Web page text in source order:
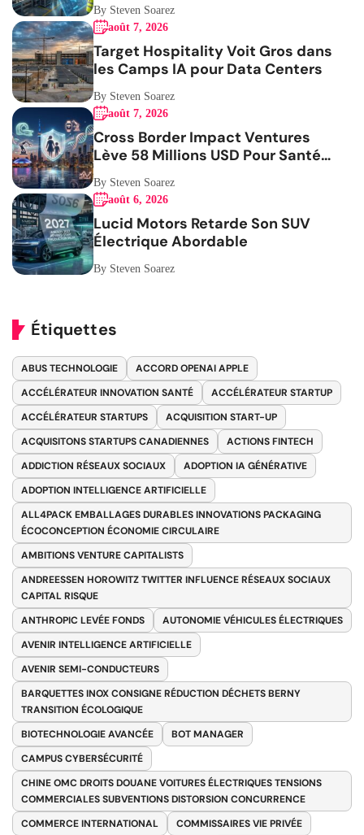
By Steven Soarez
août 7, 2026
Target Hospitality Voit Gros dans
les Camps IA pour Data Centers
By Steven Soarez
août 7, 2026
Cross Border Impact Ventures
Lève 58 Millions USD Pour Santé
Femmes
By Steven Soarez
août 6, 2026
Lucid Motors Retarde Son SUV
Électrique Abordable
By Steven Soarez
Étiquettes
ABUS TECHNOLOGIE
ACCORD OPENAI APPLE
ACCÉLÉRATEUR INNOVATION SANTÉ
ACCÉLÉRATEUR STARTUP
ACCÉLÉRATEUR STARTUPS
ACQUISITION START-UP
ACQUISITONS STARTUPS CANADIENNES
ACTIONS FINTECH
ADDICTION RÉSEAUX SOCIAUX
ADOPTION IA GÉNÉRATIVE
ADOPTION INTELLIGENCE ARTIFICIELLE
ALL4PACK EMBALLAGES DURABLES INNOVATIONS PACKAGING
ÉCOCONCEPTION ÉCONOMIE CIRCULAIRE
AMBITIONS VENTURE CAPITALISTS
ANDREESSEN HOROWITZ TWITTER INFLUENCE RÉSEAUX SOCIAUX
CAPITAL RISQUE
ANTHROPIC LEVÉE FONDS
AUTONOMIE VÉHICULES ÉLECTRIQUES
AVENIR INTELLIGENCE ARTIFICIELLE
AVENIR SEMI-CONDUCTEURS
BARQUETTES INOX CONSIGNE RÉDUCTION DÉCHETS BERNY
TRANSITION ÉCOLOGIQUE
BIOTECHNOLOGIE AVANCÉE
BOT MANAGER
CAMPUS CYBERSÉCURITÉ
CHINE OMC DROITS DOUANE VOITURES ÉLECTRIQUES TENSIONS
COMMERCIALES SUBVENTIONS DISTORSION CONCURRENCE
COMMERCE INTERNATIONAL
COMMISSAIRES VIE PRIVÉE